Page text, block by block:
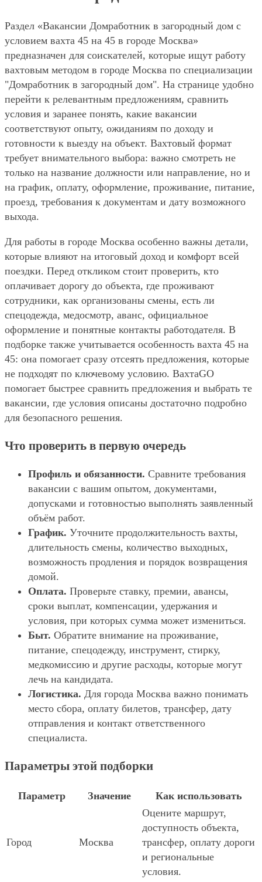
Раздел «Вакансии Домработник в загородный дом с
условием вахта 45 на 45 в городе Москва»
предназначен для соискателей, которые ищут работу
вахтовым методом в городе Москва по специализации
"Домработник в загородный дом". На странице удобно
перейти к релевантным предложениям, сравнить
условия и заранее понять, какие вакансии
соответствуют опыту, ожиданиям по доходу и
готовности к выезду на объект. Вахтовый формат
требует внимательного выбора: важно смотреть не
только на название должности или направление, но и
на график, оплату, оформление, проживание, питание,
проезд, требования к документам и дату возможного
выхода.
Для работы в городе Москва особенно важны детали,
которые влияют на итоговый доход и комфорт всей
поездки. Перед откликом стоит проверить, кто
оплачивает дорогу до объекта, где проживают
сотрудники, как организованы смены, есть ли
спецодежда, медосмотр, аванс, официальное
оформление и понятные контакты работодателя. В
подборке также учитывается особенность вахта 45 на
45: она помогает сразу отсеять предложения, которые
не подходят по ключевому условию. ВахтаGO
помогает быстрее сравнить предложения и выбрать те
вакансии, где условия описаны достаточно подробно
для безопасного решения.
Что проверить в первую очередь
Профиль и обязанности. Сравните требования
вакансии с вашим опытом, документами,
допусками и готовностью выполнять заявленный
объём работ.
График. Уточните продолжительность вахты,
длительность смены, количество выходных,
возможность продления и порядок возвращения
домой.
Оплата. Проверьте ставку, премии, авансы,
сроки выплат, компенсации, удержания и
условия, при которых сумма может измениться.
Быт. Обратите внимание на проживание,
питание, спецодежду, инструмент, стирку,
медкомиссию и другие расходы, которые могут
лечь на кандидата.
Логистика. Для города Москва важно понимать
место сбора, оплату билетов, трансфер, дату
отправления и контакт ответственного
специалиста.
Параметры этой подборки
Параметр Значение Как использовать
Город Москва
Оцените маршрут,
доступность объекта,
трансфер, оплату дороги
и региональные
условия.